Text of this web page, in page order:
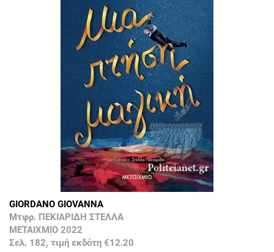
GIORDANO GIOVANNA
Μτφρ. ΠΕΚΙΑΡΙΔΗ ΣΤΕΛΛΑ
ΜΕΤΑΙΧΜΙΟ 2022
Σελ. 182, τιμή εκδότη €12.20